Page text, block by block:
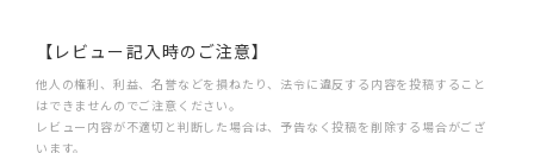
【レビュー記入時のご注意】
他人の権利、利益、名誉などを損ねたり、法令に違反する内容を投稿すること
はできませんのでご注意ください。
レビュー内容が不適切と判断した場合は、予告なく投稿を削除する場合がござ
います。